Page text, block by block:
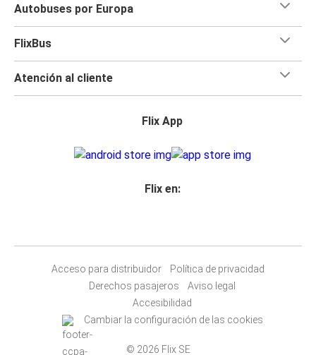
Autobuses por Europa
FlixBus
Atención al cliente
Flix App
Flix en:
Acceso para distribuidor
Política de privacidad
Derechos pasajeros
Aviso legal
Accesibilidad
Cambiar la configuración de las cookies
© 2026 Flix SE